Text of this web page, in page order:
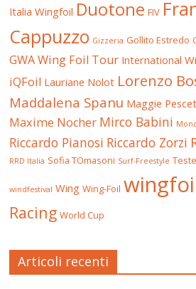
Italia Wingfoil Duotone FIV
Cappuzzo Gizzeria Gollito Estredo
GWA Wing Foil Tour International
iQFoil Lauriane Nolot Lorenzo
Maddalena Spanu Maggie
Maxime Nocher Mirco Babini
Riccardo Pianosi Riccardo Zorzi
RRD Italia Sofia TOmasoni Surf-Freestyle
windfestival Wing Wing-Foil
Racing World Cup
Articoli recenti